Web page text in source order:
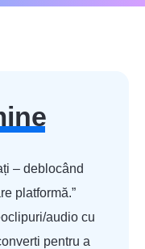
– deblocând
platformă.”
audio cu
pentru a